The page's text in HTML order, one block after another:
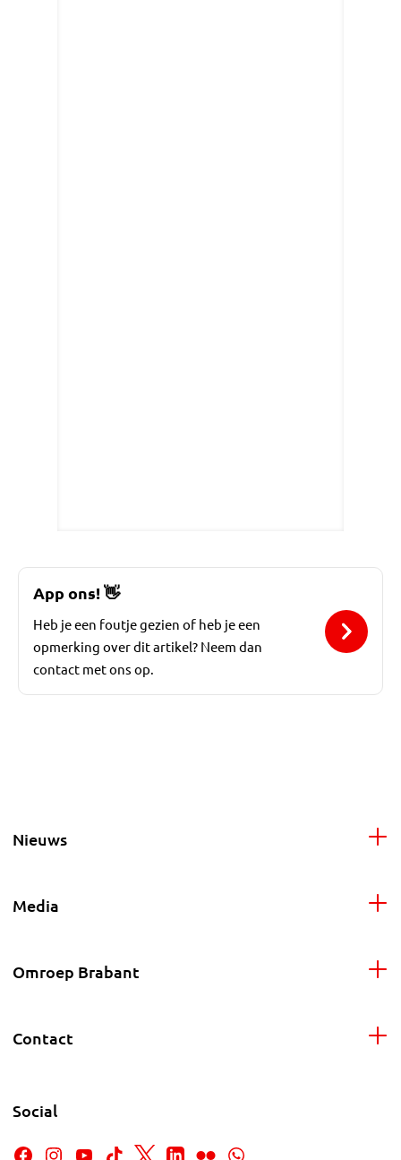
App ons!👋
Heb je een foutje gezien of heb je een
opmerking over dit artikel? Neem dan
contact met ons op.
Nieuws
Media
Omroep Brabant
Contact
Social